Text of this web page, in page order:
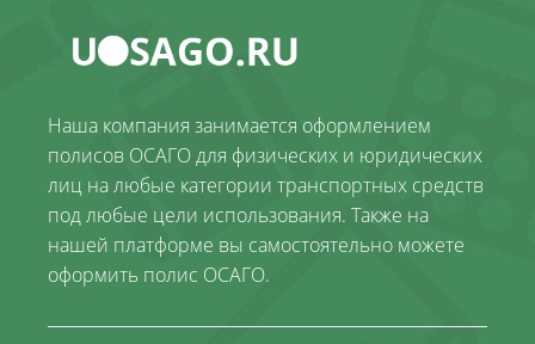
Наша компания занимается оформлением
полисов ОСАГО для физических и юридических
лиц на любые категории транспортных средств
под любые цели использования. Также на
нашей платформе вы самостоятельно можете
оформить полис ОСАГО.